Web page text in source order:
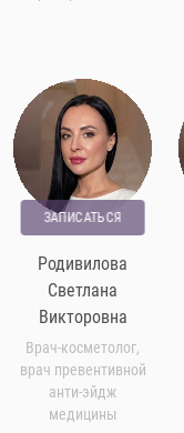
ЗАПИСАТЬСЯ
Родивилова
Светлана
Викторовна
Врач-косметолог,
врач превентивной
анти-эйдж
медицины